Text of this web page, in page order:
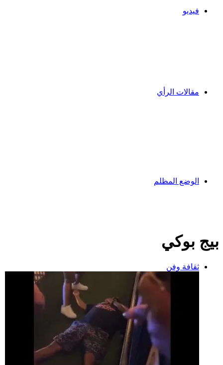
فيديو
مقالات الرأي
الوضع المظلم
بيج بوكي
ثقافة وفن